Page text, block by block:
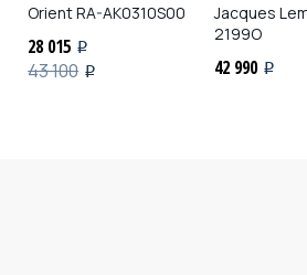
OrientRA-AK0310S00
28 015 i
43 100 i
Jacques
2199O
42 990 i